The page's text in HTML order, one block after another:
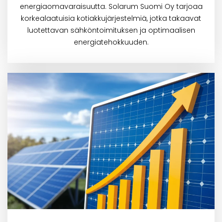
energiaomavaraisuutta. Solarum Suomi Oy tarjoaa
korkealaatuisia kotiakkujärjestelmiä, jotka takaavat
luotettavan sähköntoimituksen ja optimaalisen
energiatehokkuuden.